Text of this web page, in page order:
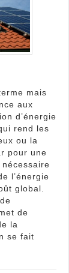
mais
aux
d’énergie
rend les
ou la
pour une
l’énergie
global.
de
la
se fait